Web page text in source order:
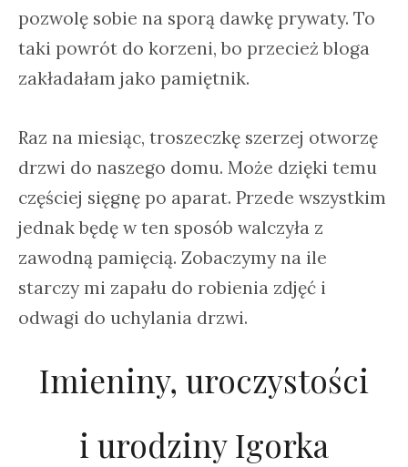
pozwolę sobie na sporą dawkę prywaty. To
taki powrót do korzeni, bo przecież bloga
zakładałam jako pamiętnik.
Raz na miesiąc, troszeczkę szerzej otworzę
drzwi do naszego domu. Może dzięki temu
częściej sięgnę po aparat. Przede wszystkim
jednak będę w ten sposób walczyła z
zawodną pamięcią. Zobaczymy na ile
starczy mi zapału do robienia zdjęć i
odwagi do uchylania drzwi.
Imieniny, uroczystości
i urodziny Igorka